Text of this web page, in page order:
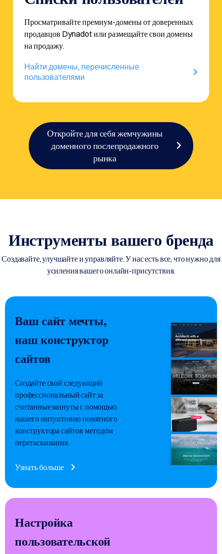
Просматривайте премиум-домены от доверенных
продавцов Dynadot или размещайте свои домены
на продажу.
Найти домены, перечисленные
пользователями
Откройте для себя жемчужины
доменного послепродажного
рынка
Инструменты вашего бренда
Создавайте, улучшайте и управляйте. У нас есть все, что нужно для
усиления вашего онлайн-присутствия.
Ваш сайт мечты,
наш конструктор
сайтов
Создайте свой следующий
профессиональный сайт за
считанные минуты с помощью
нашего интуитивно понятного
конструктора сайтов методом
перетаскивания.
Узнать больше
Настройка
пользовательской